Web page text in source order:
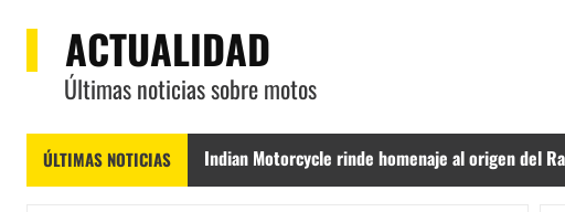
ACTUALIDAD
Últimas noticias sobre motos
ÚLTIMAS NOTICIAS Indian Motorcycle rinde homenaje al origen del